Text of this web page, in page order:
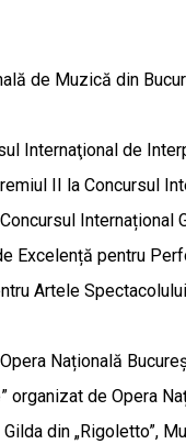
de Muzică din
de
II la Concursul
Internațional
pentru
Artele
Națională
de Opera
din „Rigoletto”,